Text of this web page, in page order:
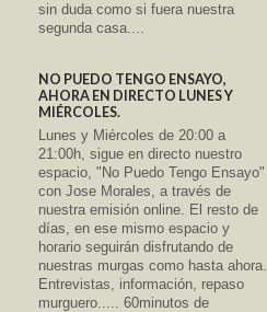
sin duda como si fuera nuestra
segunda casa....
NO PUEDO TENGO ENSAYO,
AHORA EN DIRECTO LUNES Y
MIÉRCOLES.
Lunes y Miércoles de 20:00 a
21:00h, sigue en directo nuestro
espacio, "No Puedo Tengo Ensayo"
con Jose Morales, a través de
nuestra emisión online. El resto de
días, en ese mismo espacio y
horario seguirán disfrutando de
nuestras murgas como hasta ahora.
Entrevistas, información, repaso
murguero..... 60minutos de